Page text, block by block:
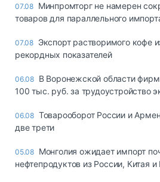
07.08 Минпромторг не намерен
товаров для параллельного
07.08 Экспорт растворимого кофе
рекордных показателей
06.08 В Воронежской области
100 тыс. руб. за трудоустройство
06.08 Товарооборот России и
две трети
05.08 Монголия ожидает импорт
нефтепродуктов из России, Китая